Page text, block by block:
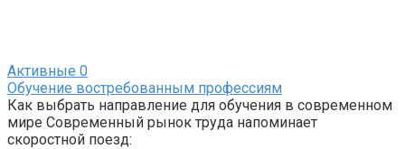
Активные 0
Обучение востребованным профессиям
Как выбрать направление для обучения в современном
мире Современный рынок труда напоминает
скоростной поезд: